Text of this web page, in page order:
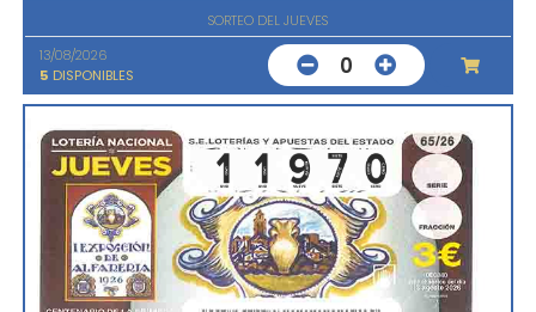
SORTEO DEL JUEVES
13/08/2026
5 DISPONIBLES 0